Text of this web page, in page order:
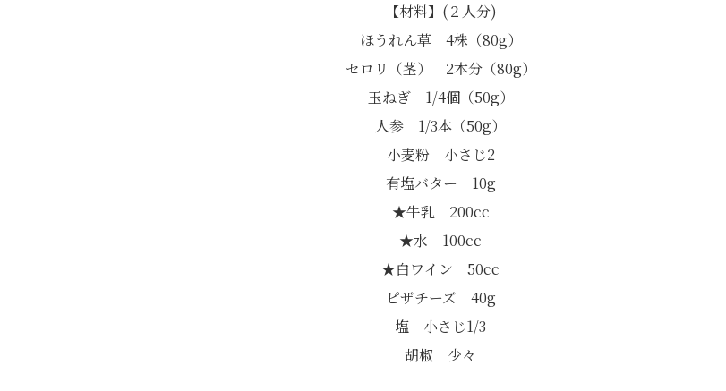
【材料】(２人分)
ほうれん草 4株（80g）
セロリ（茎） 2本分（80g）
玉ねぎ 1/4個（50g）
人参 1/3本（50g）
小麦粉 小さじ2
有塩バター 10g
★牛乳 200cc
★水 100cc
★白ワイン 50cc
ピザチーズ 40g
塩 小さじ1/3
胡椒 少々